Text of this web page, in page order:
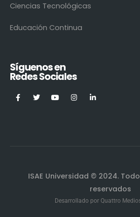
Ciencias Tecnológicas
Educación Continua
Síguenos en
Redes Sociales
ISAE Universidad © 2024.
reservados
Desarrollado por Quattro